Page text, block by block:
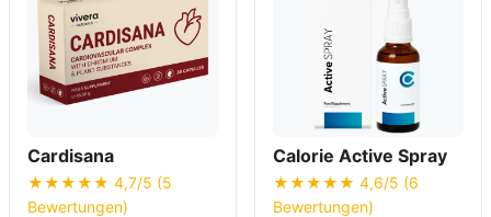
Cardisana
★★★★★ 4,7/5 (5
Bewertungen)
Calorie Active Spray
★★★★★ 4,6/5 (6
Bewertungen)